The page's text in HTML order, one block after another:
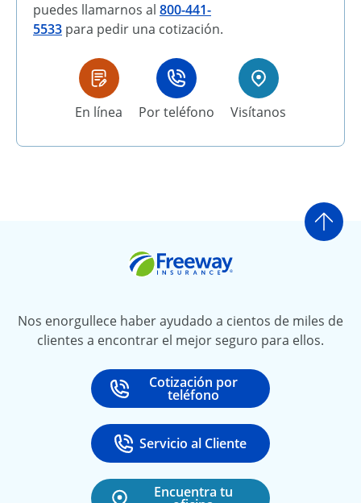
puedes llamarnos al 800-441-
5533 para pedir una cotización.
En línea Por teléfono Visítanos
Ir
Nos enorgullece haber ayudado a cientos de miles de
clientes a encontrar el mejor seguro para ellos.
Call
Cotización por
teléfono
at
Call
Servicio al Cliente
at 888-531-6720
Encuentra tu